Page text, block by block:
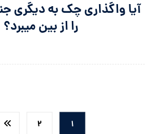
آیا واگذاری چک به دیگری
را از بین میبرد؟
1
2